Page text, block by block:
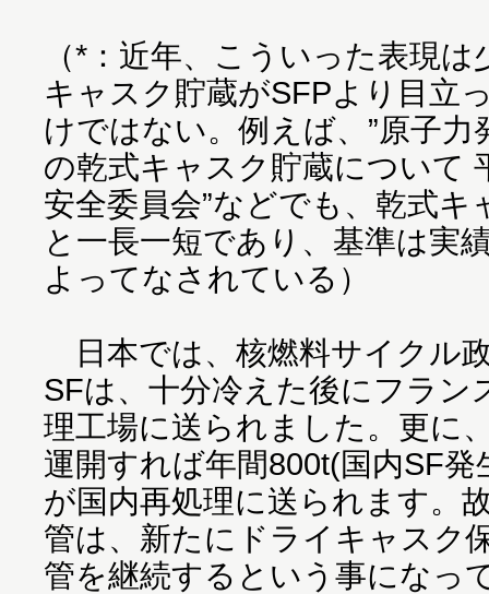
（*：近年、こういった表現
キャスク貯蔵がSFPより目立
けではない。例えば、”原子力
の乾式キャスク貯蔵について
安全委員会”などでも、乾式キ
と一長一短であり、基準は実
よってなされている）
日本では、核燃料サイクル
SFは、十分冷えた後にフラン
理工場に送られました。更に
運開すれば年間800t(国内SF
が国内再処理に送られます。
管は、新たにドライキャスク
管を継続するという事になっ